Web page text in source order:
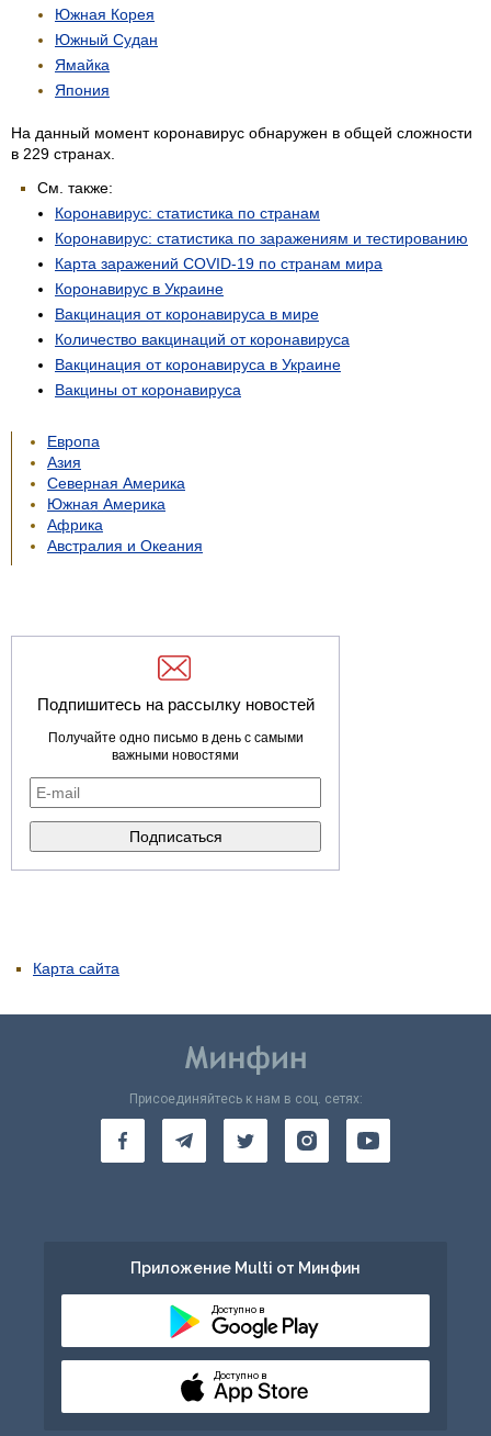
Южная Корея
Южный Судан
Ямайка
Япония
На данный момент коронавирус обнаружен в общей сложности
в 229 странах.
См. также:
Коронавирус: статистика по странам
Коронавирус: статистика по заражениям и тестированию
Карта заражений COVID-19 по странам мира
Коронавирус в Украине
Вакцинация от коронавируса в мире
Количество вакцинаций от коронавируса
Вакцинация от коронавируса в Украине
Вакцины от коронавируса
Европа
Азия
Северная Америка
Южная Америка
Африка
Австралия и Океания
Подпишитесь на рассылку новостей
Получайте одно письмо в день с самыми
важными новостями
Карта сайта
Присоединяйтесь к нам в соц. сетях:
Приложение Multi от Минфин
Доступно в
Доступно в